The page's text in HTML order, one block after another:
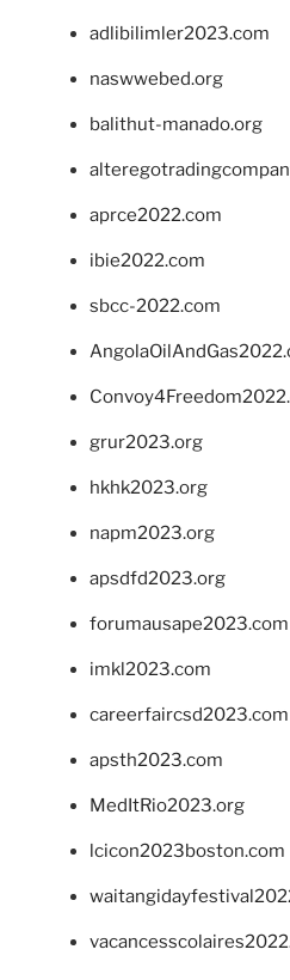
adlibilimler2023.com
naswwebed.org
balithut-manado.org
aprce2022.com
ibie2022.com
sbcc-2022.com
grur2023.org
hkhk2023.org
napm2023.org
apsdfd2023.org
forumausape2023.com
imkl2023.com
careerfaircsd2023.com
apsth2023.com
MedItRio2023.org
lcicon2023boston.com